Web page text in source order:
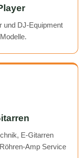
und DJ-Equipment
E-Gitarren
Amp Service